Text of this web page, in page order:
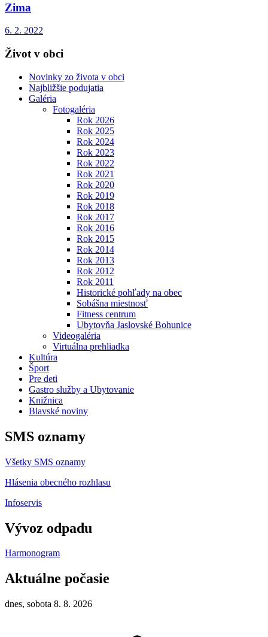
Zima
6. 2. 2022
Život v obci
Novinky zo života v obci
Najbližšie podujatia
Galéria
Fotogaléria
Rok 2026
Rok 2025
Rok 2024
Rok 2023
Rok 2022
Rok 2021
Rok 2020
Rok 2019
Rok 2018
Rok 2017
Rok 2016
Rok 2015
Rok 2014
Rok 2013
Rok 2012
Rok 2011
Historické pohľady na obec
Sobášna miestnosť
Fitness centrum
Ubytovňa Jaslovské Bohunice
Videogaléria
Virtuálna prehliadka
Kultúra
Šport
Pre deti
Gastro služby a Ubytovanie
Knižnica
Blavské noviny
SMS oznamy
Všetky SMS oznamy
Hlásenia obecného rozhlasu
Infoservis
Vývoz odpadu
Harmonogram
Aktuálne počasie
dnes, sobota 8. 8. 2026